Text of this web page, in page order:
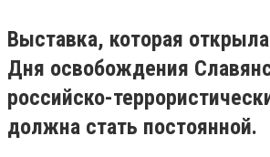
Выставка, которая
Дня освобождения
российско-
должна стать постоянной.